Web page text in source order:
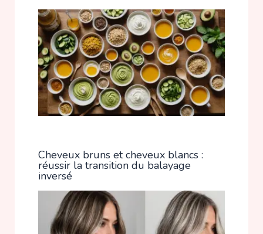
Cheveux bruns et cheveux blancs :
réussir la transition du balayage
inversé